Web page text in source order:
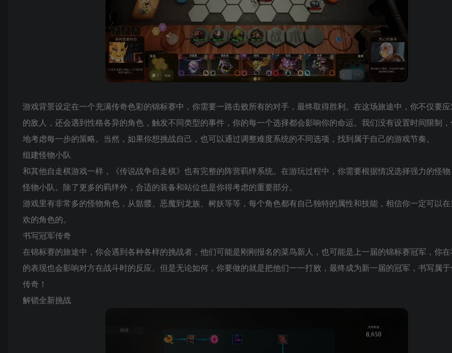
游戏背景设定在一个充满传奇色彩的锦标赛中，你需要一路击败所有的对手，最终取得胜利。在这场旅途中，你不仅要
的敌人，还会遇到性格各异的角色，触发不同类型的事件，你的每一个选择都会影响你的命运。我们没有设置时间限制
地考虑每一步的策略。当然，如果你想挑战自己，也可以通过调整难度系统的不同选项，找到属于自己的游戏节奏。
组建怪物小队
和其他自走棋游戏一样，《传说战争自走棋》也有完整的阵营羁绊系统。在游玩过程中，你需要根据情况选择强力的怪
怪物小队。除了更多的羁绊外，合适的装备和站位也是你得考虑的重要部分。
游戏里有非常多的怪物角色，从骷髅、恶魔到龙族、树妖等等，每个角色都有自己独特的属性和技能，相信你一定可以
欢的角色的。
书写冠军传奇
在锦标赛的旅途中，你会遇到各种各样的挑战者，他们可能是刚刚报名的菜鸟新人，也可能是上一届的锦标赛冠军，你
的表现也会影响对方在战斗时的反应。但是无论如何，你要做的就是把他们一一打败，最终成为新一届的冠军，书写属
传奇！
解锁全新挑战